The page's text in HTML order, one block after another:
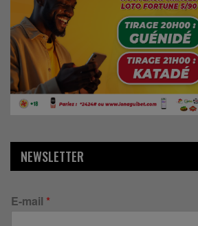
NEWSLETTER
E-mail *